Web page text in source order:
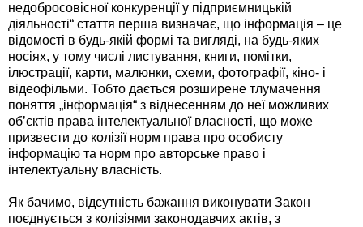
недобросовісної конкуренції у підприємницькій
діяльності“ стаття перша визначає, що інформація – це
відомості в будь-якій формі та вигляді, на будь-яких
носіях, у тому числі листування, книги, помітки,
ілюстрації, карти, малюнки, схеми, фотографії, кіно- і
відеофільми. Тобто дається розширене тлумачення
поняття „інформація“ з віднесенням до неї можливих
об’єктів права інтелектуальної власності, що може
призвести до колізії норм права про особисту
інформацію та норм про авторське право і
інтелектуальну власність.
Як бачимо, відсутність бажання виконувати Закон
поєднується з колізіями законодавчих актів, з